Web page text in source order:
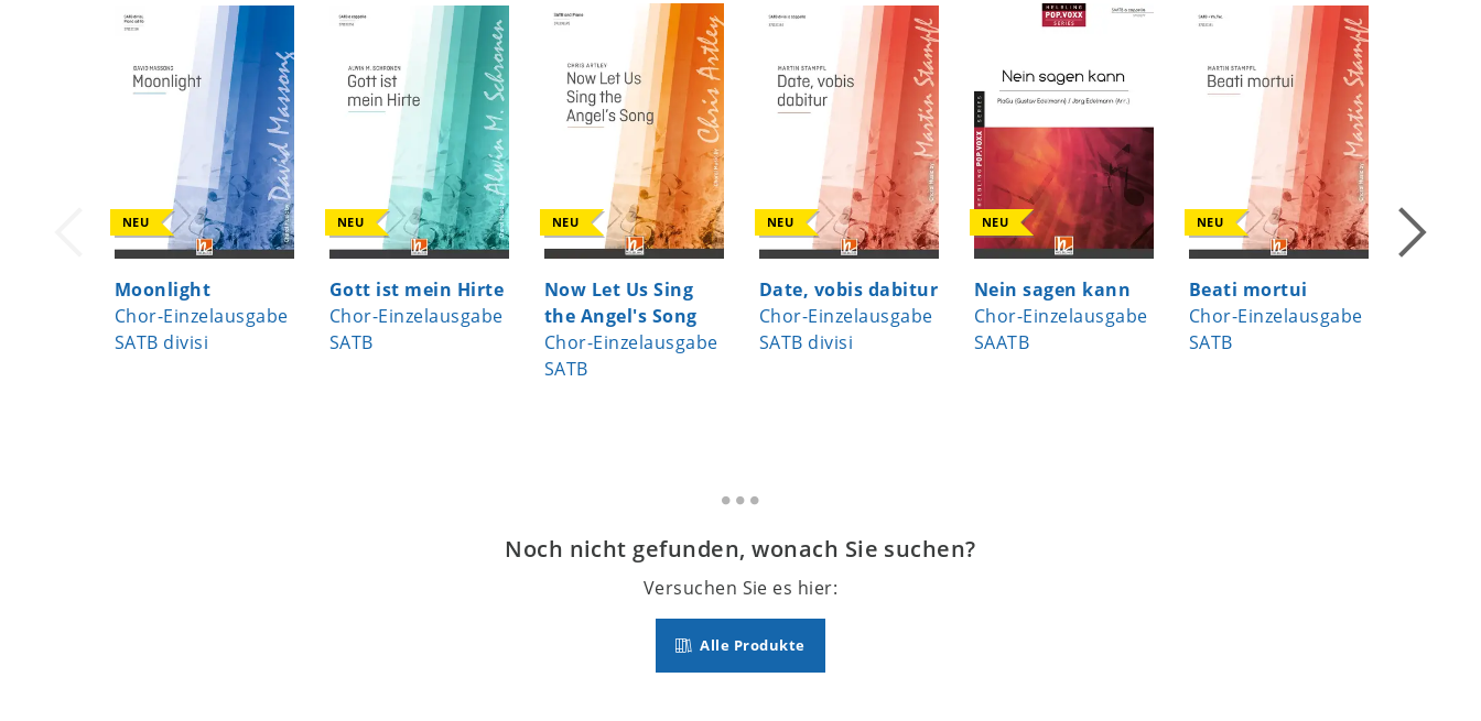
NEU
Moonlight
Chor-Einzelausgabe
SATB divisi
NEU
Gott ist mein Hirte
Chor-Einzelausgabe
SATB
NEU
Now Let Us Sing
the Angel's Song
Chor-Einzelausgabe
SATB
NEU
Date, vobis dabitur
Chor-Einzelausgabe
SATB divisi
NEU
Nein sagen kann
Chor-Einzelausgabe
SAATB
NEU
Beati mortui
Chor-Einzelausgabe
SATB
NEU
Noch nicht gefunden, wonach Sie suchen?
Versuchen Sie es hier:
Alle Produkte